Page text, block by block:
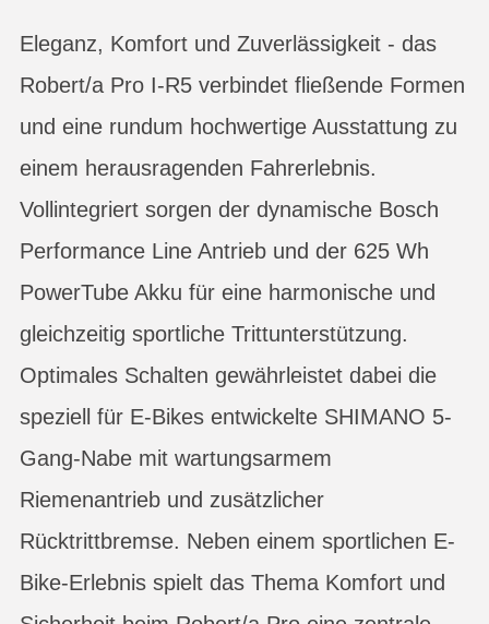
Eleganz, Komfort und Zuverlässigkeit - das
Robert/a Pro I-R5 verbindet fließende Formen
und eine rundum hochwertige Ausstattung zu
einem herausragenden Fahrerlebnis.
Vollintegriert sorgen der dynamische Bosch
Performance Line Antrieb und der 625 Wh
PowerTube Akku für eine harmonische und
gleichzeitig sportliche Trittunterstützung.
Optimales Schalten gewährleistet dabei die
speziell für E-Bikes entwickelte SHIMANO 5-
Gang-Nabe mit wartungsarmem
Riemenantrieb und zusätzlicher
Rücktrittbremse. Neben einem sportlichen E-
Bike-Erlebnis spielt das Thema Komfort und